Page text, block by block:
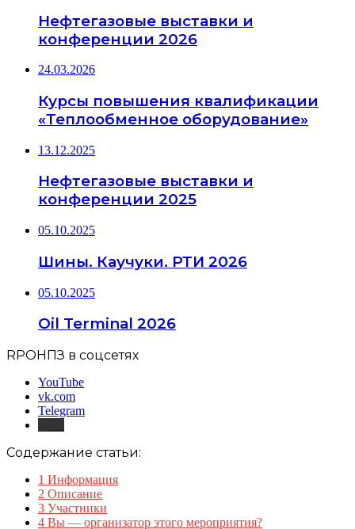
Нефтегазовые выставки и
конференции 2026
24.03.2026
Курсы повышения квалификации
«Теплообменное оборудование»
13.12.2025
Нефтегазовые выставки и
конференции 2025
05.10.2025
Шины. Каучуки. РТИ 2026
05.10.2025
Oil Terminal 2026
RPOНПЗ в соцсетях
YouTube
vk.com
Telegram
Содержание статьи:
1 Информация
2 Описание
3 Участники
4 Вы — организатор этого мероприятия?